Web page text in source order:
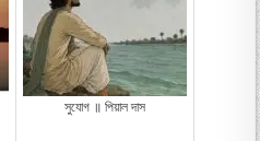
সুযোগ ॥ পিয়াল দাস